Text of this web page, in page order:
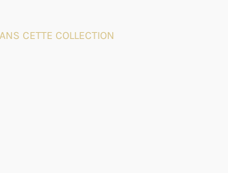
CETTE COLLECTION